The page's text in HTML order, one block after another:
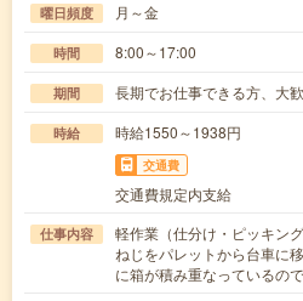
曜日頻度 月～金
時間 8:00～17:00
期間 長期でお仕事できる方、大歓
時給 時給1550～1938円
交通費
交通費規定内支給
仕事内容
軽作業（仕分け・ピッキン
ねじをパレットから台車に
に箱が積み重なっているの